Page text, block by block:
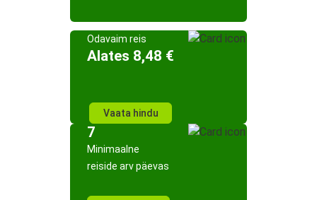
Odavaim reis
Alates 8,48 €
Vaata hindu
7
Minimaalne
reiside arv päevas